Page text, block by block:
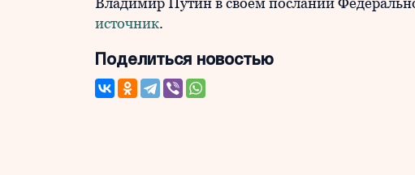
источник.
Поделиться новостью